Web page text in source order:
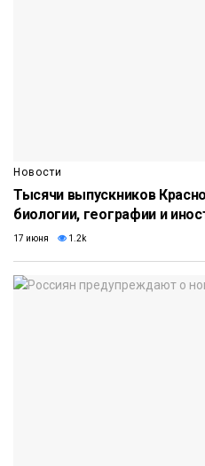
Новости
Тысячи выпускников
биологии, географии и
17 июня 1.2k